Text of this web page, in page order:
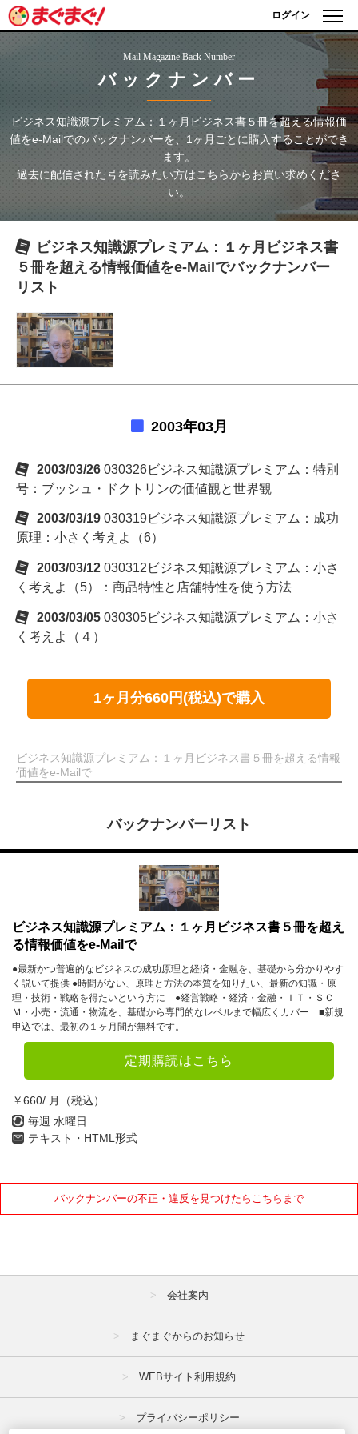
ログイン
Mail Magazine Back Number
バックナンバー
ビジネス知識源プレミアム：１ヶ月ビジネス書５冊を超える情報価
値をe-Mailでのバックナンバーを、1ヶ月ごとに購入することができ
ます。
過去に配信された号を読みたい方はこちらからお買い求めくださ
い。
ビジネス知識源プレミアム：１ヶ月ビジネス書
５冊を超える情報価値をe-Mailでバックナンバー
リスト
2003年03月
2003/03/26 030326ビジネス知識源プレミアム：特別
号：ブッシュ・ドクトリンの価値観と世界観
2003/03/19 030319ビジネス知識源プレミアム：成功
原理：小さく考えよ（6）
2003/03/12 030312ビジネス知識源プレミアム：小さ
く考えよ（5）：商品特性と店舗特性を使う方法
2003/03/05 030305ビジネス知識源プレミアム：小さ
く考えよ（４）
1ヶ月分660円(税込)で購入
ビジネス知識源プレミアム：１ヶ月ビジネス書５冊を超える情報
価値をe-Mailで
バックナンバーリスト
ビジネス知識源プレミアム：１ヶ月ビジネス書５冊を超え
る情報価値をe-Mailで
●最新かつ普遍的なビジネスの成功原理と経済・金融を、基礎から分かりやす
く説いて提供 ●時間がない、原理と方法の本質を知りたい、最新の知識・原
理・技術・戦略を得たいという方に ●経営戦略・経済・金融・ＩＴ・ＳＣ
Ｍ・小売・流通・物流を、基礎から専門的なレベルまで幅広くカバー ■新規
申込では、最初の１ヶ月間が無料です。
定期購読はこちら
￥660/ 月（税込）
毎週 水曜日
テキスト・HTML形式
バックナンバーの不正・違反を見つけたらこちらまで
会社案内
まぐまぐからのお知らせ
WEBサイト利用規約
プライバシーポリシー